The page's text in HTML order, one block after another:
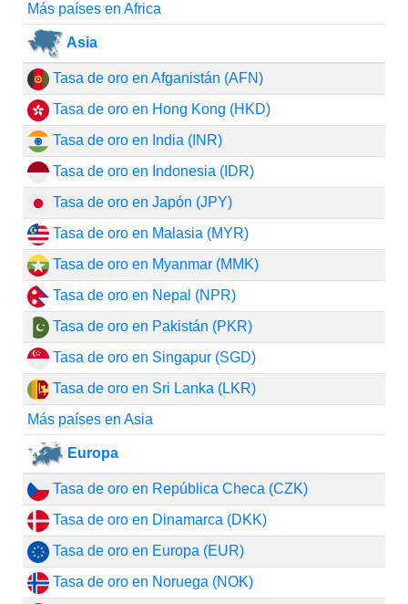
Más países en Africa
Asia
Tasa de oro en Afganistán (AFN)
Tasa de oro en Hong Kong (HKD)
Tasa de oro en India (INR)
Tasa de oro en Indonesia (IDR)
Tasa de oro en Japón (JPY)
Tasa de oro en Malasia (MYR)
Tasa de oro en Myanmar (MMK)
Tasa de oro en Nepal (NPR)
Tasa de oro en Pakistán (PKR)
Tasa de oro en Singapur (SGD)
Tasa de oro en Sri Lanka (LKR)
Más países en Asia
Europa
Tasa de oro en República Checa (CZK)
Tasa de oro en Dinamarca (DKK)
Tasa de oro en Europa (EUR)
Tasa de oro en Noruega (NOK)